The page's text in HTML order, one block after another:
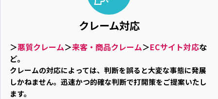
クレーム対応
＞悪質クレーム＞来客・商品クレーム＞ECサイト対応な
ど。
クレームの対応によっては、判断を誤ると大変な事態に発展
しかねません。迅速かつ的確な判断で打開策をご提案いたし
ます。